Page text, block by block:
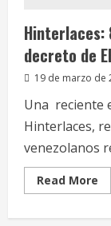
Hinterlaces:
decreto de
19 de marzo de
Una reciente
Hinterlaces,
venezolanos
Read More